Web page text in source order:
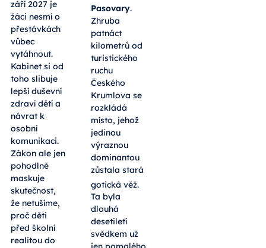
září 2027 je
žáci nesmí o
přestávkách
vůbec
vytáhnout.
Kabinet si od
toho slibuje
lepší duševní
zdraví dětí a
návrat k
osobní
komunikaci.
Zákon ale jen
pohodlně
maskuje
skutečnost,
že netušíme,
proč děti
před školní
realitou do
Pasovary.
Zhruba
patnáct
kilometrů od
turistického
ruchu
Českého
Krumlova se
rozkládá
místo, jehož
jedinou
výraznou
dominantou
zůstala stará
gotická věž.
Ta byla
dlouhá
desetiletí
svědkem už